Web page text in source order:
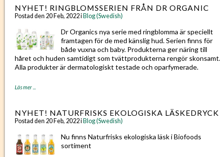
NYHET! RINGBLOMSSERIEN FRÅN DR ORGANIC
Postad den 20 Feb, 2022 i Blog (Swedish)
Dr Organics nya serie med ringblomma är speciellt
framtagen för de med känslig hud. Serien finns för
både vuxna och baby. Produkterna ger näring till
håret och huden samtidigt som tvättprodukterna rengör skonsamt.
Alla produkter är dermatologiskt testade och oparfymerade.
Läs mer ...
NYHET! NATURFRISKS EKOLOGISKA LÄSKEDRYCK
Postad den 20 Feb, 2022 i Blog (Swedish)
Nu finns Naturfrisks ekologiska läsk i Biofoods
sortiment